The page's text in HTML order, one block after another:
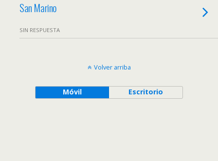
San Marino
SIN RESPUESTA
Volver arriba
Móvil Escritorio